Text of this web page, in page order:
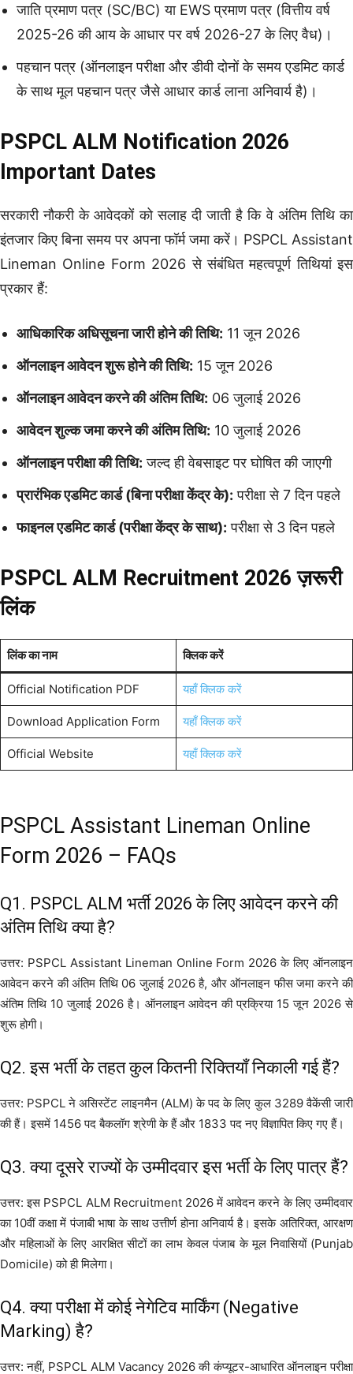
जाति प्रमाण पत्र (SC/BC) या EWS प्रमाण पत्र (वित्तीय वर्ष
2025-26 की आय के आधार पर वर्ष 2026-27 के लिए वैध)।
पहचान पत्र (ऑनलाइन परीक्षा और डीवी दोनों के समय एडमिट कार्ड
के साथ मूल पहचान पत्र जैसे आधार कार्ड लाना अनिवार्य है)।
PSPCL ALM Notification 2026
Important Dates
सरकारी नौकरी के आवेदकों को सलाह दी जाती है कि वे अंतिम तिथि का
इंतजार किए बिना समय पर अपना फॉर्म जमा करें। PSPCL Assistant
Lineman Online Form 2026 से संबंधित महत्वपूर्ण तिथियां इस
प्रकार हैं:
आधिकारिक अधिसूचना जारी होने की तिथि: 11 जून 2026
ऑनलाइन आवेदन शुरू होने की तिथि: 15 जून 2026
ऑनलाइन आवेदन करने की अंतिम तिथि: 06 जुलाई 2026
आवेदन शुल्क जमा करने की अंतिम तिथि: 10 जुलाई 2026
ऑनलाइन परीक्षा की तिथि: जल्द ही वेबसाइट पर घोषित की जाएगी
प्रारंभिक एडमिट कार्ड (बिना परीक्षा केंद्र के): परीक्षा से 7 दिन पहले
फाइनल एडमिट कार्ड (परीक्षा केंद्र के साथ): परीक्षा से 3 दिन पहले
PSPCL ALM Recruitment 2026 ज़रूरी
लिंक
लिंक का नाम क्लिक करें
Official Notification PDF यहाँ क्लिक करें
Download Application Form यहाँ क्लिक करें
Official Website यहाँ क्लिक करें
PSPCL Assistant Lineman Online
Form 2026 – FAQs
Q1. PSPCL ALM भर्ती 2026 के लिए आवेदन करने की
अंतिम तिथि क्या है?
उत्तर: PSPCL Assistant Lineman Online Form 2026 के लिए ऑनलाइन
आवेदन करने की अंतिम तिथि 06 जुलाई 2026 है, और ऑनलाइन फीस जमा करने की
अंतिम तिथि 10 जुलाई 2026 है। ऑनलाइन आवेदन की प्रक्रिया 15 जून 2026 से
शुरू होगी।
Q2. इस भर्ती के तहत कुल कितनी रिक्तियाँ निकाली गई हैं?
उत्तर: PSPCL ने असिस्टेंट लाइनमैन (ALM) के पद के लिए कुल 3289 वैकेंसी जारी
की हैं। इसमें 1456 पद बैकलॉग श्रेणी के हैं और 1833 पद नए विज्ञापित किए गए हैं।
Q3. क्या दूसरे राज्यों के उम्मीदवार इस भर्ती के लिए पात्र हैं?
उत्तर: इस PSPCL ALM Recruitment 2026 में आवेदन करने के लिए उम्मीदवार
का 10वीं कक्षा में पंजाबी भाषा के साथ उत्तीर्ण होना अनिवार्य है। इसके अतिरिक्त, आरक्षण
और महिलाओं के लिए आरक्षित सीटों का लाभ केवल पंजाब के मूल निवासियों (Punjab
Domicile) को ही मिलेगा।
Q4. क्या परीक्षा में कोई नेगेटिव मार्किंग (Negative
Marking) है?
उत्तर: नहीं, PSPCL ALM Vacancy 2026 की कंप्यूटर-आधारित ऑनलाइन परीक्षा